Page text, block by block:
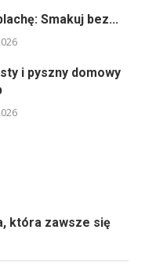
Smakuj bez...
i pyszny domowy
która zawsze się